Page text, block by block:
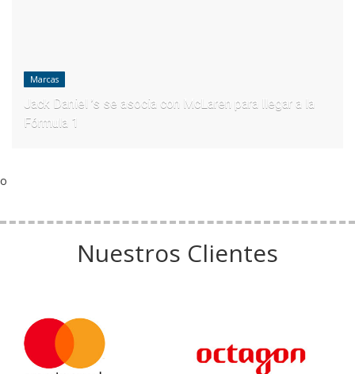
Marcas
Jack Daniel ’s se asocia con McLaren para llegar a la
Fórmula 1
o
Nuestros Clientes